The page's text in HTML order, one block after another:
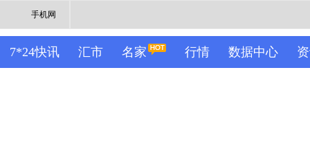
手机网
7*24快讯 汇市 名家 行情 数据中心